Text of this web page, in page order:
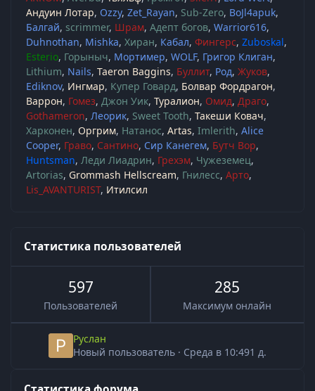
Андуин Лотар Ozzy Zet_Rayan Sub-Zero BoJl4apuk
Балгай scrimmer Шрам Адепт богов Warrior616
Duhnothan Mishka Хиран Кабал Фингерс Zuboskal
Esterio Горыныч Мортимер WOLF Григор Клиган
Lithium Nails Taeron Baggins Буллит Род Жуков
Ediknov Ингмар Купер Говард Болвар Фордрагон
Варрон Гомез Джон Уик Туралион Омид Драго
Gothameron Леорик Sweet Tooth Такеши Ковач
Харконен Оргрим Натанос Artas Imlerith Alice
Cooper Граво Сантино Сир Канегем Бутч Вор
Huntsman Леди Лиадрин Грехэм Чужеземец
Artorias Grommash Hellscream Гнилесс Арто
Lis_AVANTURIST Итилсил
Статистика пользователей
597
Пользователей
285
Максимум онлайн
Руслан
Новый пользователь · Среда в 10:491 д.